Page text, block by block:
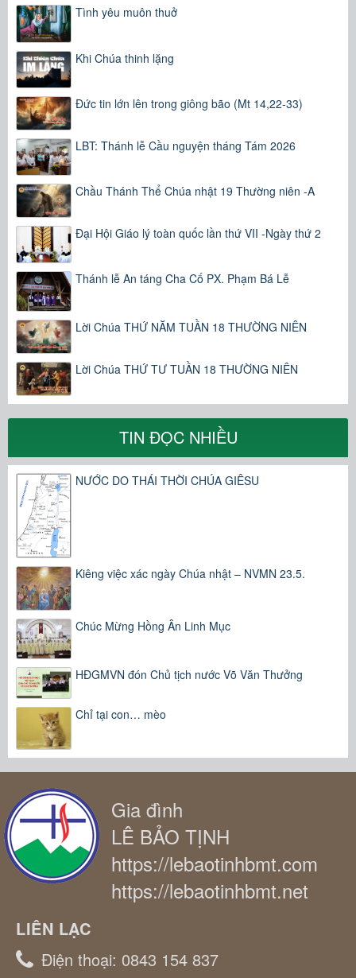
Tình yêu muôn thuở
Khi Chúa thinh lặng
Đức tin lớn lên trong giông bão (Mt 14,22-33)
LBT: Thánh lễ Cầu nguyện tháng Tám 2026
Chầu Thánh Thể Chúa nhật 19 Thường niên -A
Đại Hội Giáo lý toàn quốc lần thứ VII -Ngày thứ 2
Thánh lễ An táng Cha Cố PX. Phạm Bá Lễ
Lời Chúa THỨ NĂM TUẦN 18 THƯỜNG NIÊN
Lời Chúa THỨ TƯ TUẦN 18 THƯỜNG NIÊN
TIN ĐỌC NHIỀU
NƯỚC DO THÁI THỜI CHÚA GIÊSU
Kiêng việc xác ngày Chúa nhật – NVMN 23.5.
Chúc Mừng Hồng Ân Linh Mục
HĐGMVN đón Chủ tịch nước Võ Văn Thưởng
Chỉ tại con… mèo
Gia đình
LÊ BẢO TỊNH
https://lebaotinhbmt.com
https://lebaotinhbmt.net
LIÊN LẠC
Điện thoại: 0843 154 837